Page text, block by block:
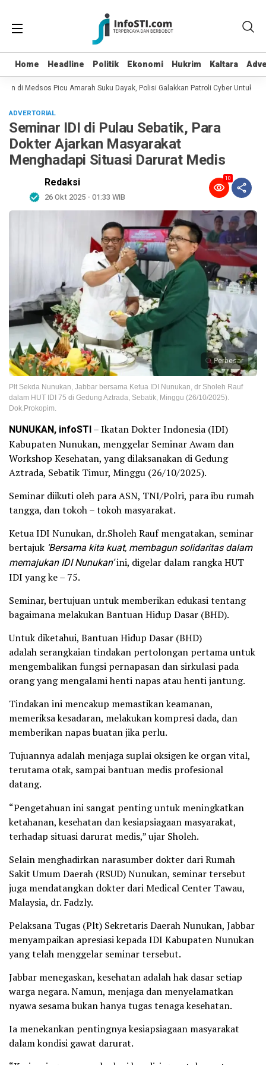
Home Headline Politik Ekonomi Hukrim Kaltara
Home Headline Politik Ekonomi Hukrim Kaltara
di Medsos Picu Amarah Suku Dayak, Polisi Galakkan Patroli Cyber Untuk
ADVERTORIAL
Seminar IDI di Pulau Sebatik, Para
Dokter Ajarkan Masyarakat
Menghadapi Situasi Darurat Medis
Redaksi
26 Okt 2025 - 01:33 WIB
10
Perbesar
Plt Sekda Nunukan, Jabbar bersama Ketua IDI Nunukan, dr Sholeh Rauf
dalam HUT IDI 75 di Gedung Aztrada, Sebatik, Minggu (26/10/2025).
Dok.Prokopim.
NUNUKAN, infoSTI– Ikatan Dokter Indonesia (IDI)
Kabupaten Nunukan, menggelar Seminar Awam dan
Workshop Kesehatan, yang dilaksanakan di Gedung
Aztrada, Sebatik Timur, Minggu (26/10/2025).
Seminar diikuti oleh para ASN, TNI/Polri, para ibu rumah
tangga, dan tokoh – tokoh masyarakat.
Ketua IDI Nunukan, dr.Sholeh Rauf mengatakan, seminar
bertajuk ‘Bersama kita kuat, membagun solidaritas dalam
memajukan IDI Nunukan’ini, digelar dalam rangka HUT
IDI yang ke – 75.
Seminar, bertujuan untuk memberikan edukasi tentang
bagaimana melakukan Bantuan Hidup Dasar (BHD).
Untuk diketahui, Bantuan Hidup Dasar (BHD)
adalah serangkaian tindakan pertolongan pertama untuk
mengembalikan fungsi pernapasan dan sirkulasi pada
orang yang mengalami henti napas atau henti jantung.
Tindakan ini mencakup memastikan keamanan,
memeriksa kesadaran, melakukan kompresi dada, dan
memberikan napas buatan jika perlu.
Tujuannya adalah menjaga suplai oksigen ke organ vital,
terutama otak, sampai bantuan medis profesional
datang.
“Pengetahuan ini sangat penting untuk meningkatkan
ketahanan, kesehatan dan kesiapsiagaan masyarakat,
terhadap situasi darurat medis,” ujar Sholeh.
Selain menghadirkan narasumber dokter dari Rumah
Sakit Umum Daerah (RSUD) Nunukan, seminar tersebut
juga mendatangkan dokter dari Medical Center Tawau,
Malaysia, dr. Fadzly.
Pelaksana Tugas (Plt) Sekretaris Daerah Nunukan, Jabbar
menyampaikan apresiasi kepada IDI Kabupaten Nunukan
yang telah menggelar seminar tersebut.
Jabbar menegaskan, kesehatan adalah hak dasar setiap
warga negara. Namun, menjaga dan menyelamatkan
nyawa sesama bukan hanya tugas tenaga kesehatan.
Ia menekankan pentingnya kesiapsiagaan masyarakat
dalam kondisi gawat darurat.